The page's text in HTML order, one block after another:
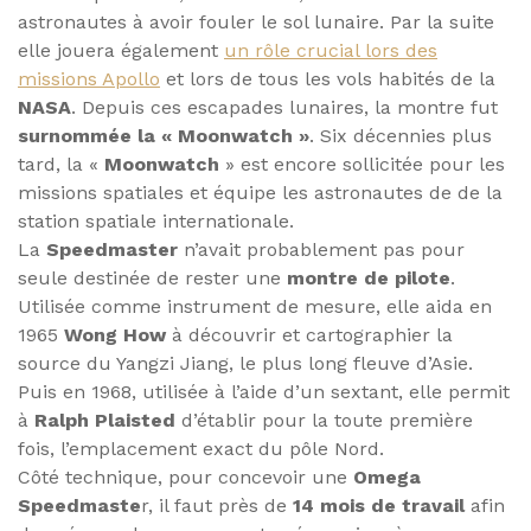
astronautes à avoir fouler le sol lunaire. Par la suite
elle jouera également un rôle crucial lors des
missions Apollo et lors de tous les vols habités de la
NASA. Depuis ces escapades lunaires, la montre fut
surnommée la « Moonwatch ». Six décennies plus
tard, la « Moonwatch » est encore sollicitée pour les
missions spatiales et équipe les astronautes de de la
station spatiale internationale.
La Speedmaster n’avait probablement pas pour
seule destinée de rester une montre de pilote.
Utilisée comme instrument de mesure, elle aida en
1965 Wong How à découvrir et cartographier la
source du Yangzi Jiang, le plus long fleuve d’Asie.
Puis en 1968, utilisée à l’aide d’un sextant, elle permit
à Ralph Plaisted d’établir pour la toute première
fois, l’emplacement exact du pôle Nord.
Côté technique, pour concevoir une Omega
Speedmaster, il faut près de 14 mois de travailafin